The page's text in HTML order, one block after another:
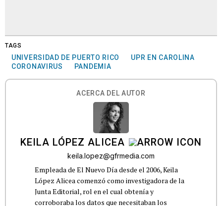
TAGS
UNIVERSIDAD DE PUERTO RICO
UPR EN CAROLINA
CORONAVIRUS
PANDEMIA
ACERCA DEL AUTOR
KEILA LÓPEZ ALICEA
keila.lopez@gfrmedia.com
Empleada de El Nuevo Día desde el 2006, Keila
López Alicea comenzó como investigadora de la
Junta Editorial, rol en el cual obtenía y
corroboraba los datos que necesitaban los